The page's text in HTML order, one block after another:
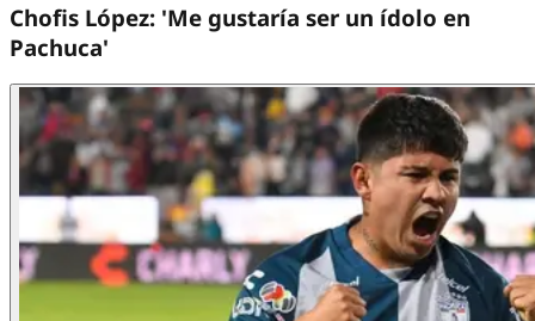
Chofis López: 'Me gustaría ser un ídolo en
Pachuca'